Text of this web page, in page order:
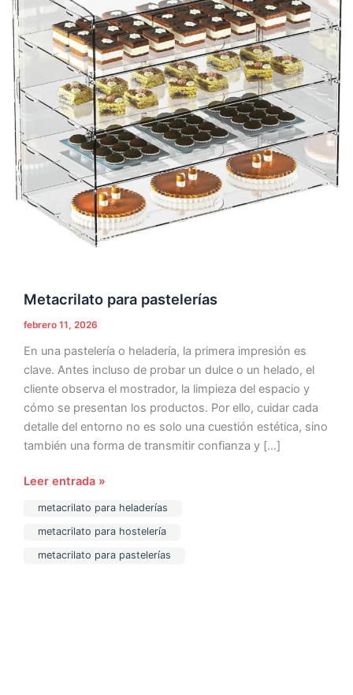
Metacrilato para pastelerías
febrero 11, 2026
En una pastelería o heladería, la primera impresión es
clave. Antes incluso de probar un dulce o un helado, el
cliente observa el mostrador, la limpieza del espacio y
cómo se presentan los productos. Por ello, cuidar cada
detalle del entorno no es solo una cuestión estética, sino
también una forma de transmitir confianza y […]
Leer entrada »
metacrilato para heladerías
metacrilato para hostelería
metacrilato para pastelerías